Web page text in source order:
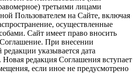
третьими лицами
Пользователем на Сайте, включая
осуществленные
Сайт имеет право вносить
При внесении
указывается дата
Новая редакция Соглашения вступает
если иное не предусмотрено